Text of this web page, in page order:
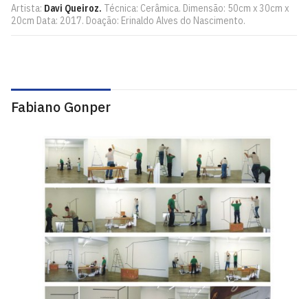
Artista: Davi Queiroz. Técnica: Cerâmica. Dimensão: 50cm x 30cm x
20cm Data: 2017. Doação: Erinaldo Alves do Nascimento.
Fabiano Gonper